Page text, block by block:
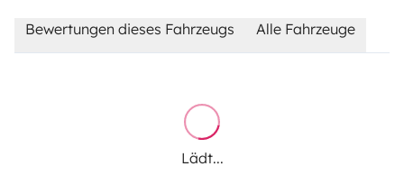
Bewertungen dieses Fahrzeugs Alle Fahrzeuge
Lädt...